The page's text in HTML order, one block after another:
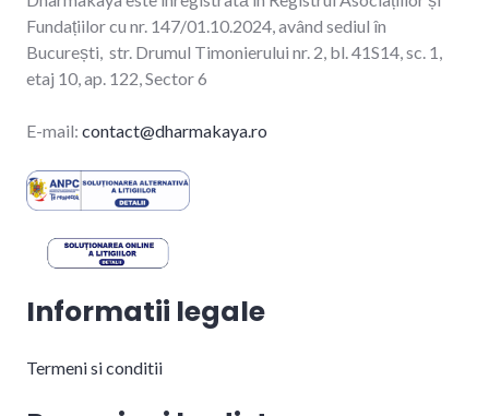
Fundațiilor cu nr. 147/01.10.2024, având sediul în
București, str. Drumul Timonierului nr. 2, bl. 41S14, sc. 1,
etaj 10, ap. 122, Sector 6
E-mail: contact@dharmakaya.ro
Informatii legale
Termeni si conditii